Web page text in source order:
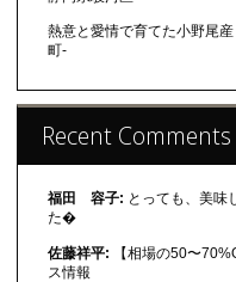
熱意と愛情で育てた小野尾
町-
Recent Comments
福田 容子: とっても、美味
た�
佐藤祥平: 【相場の50〜
ス情報